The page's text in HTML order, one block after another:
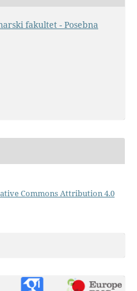
fakultet - Posebna
Commons Attribution 4.0